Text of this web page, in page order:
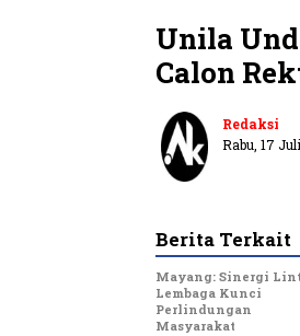
Unila
Calon
Redaksi
Rabu, 17
Berita Terkait
Mayang: Sinergi
Lembaga Kunci
Perlindungan
Masyarakat